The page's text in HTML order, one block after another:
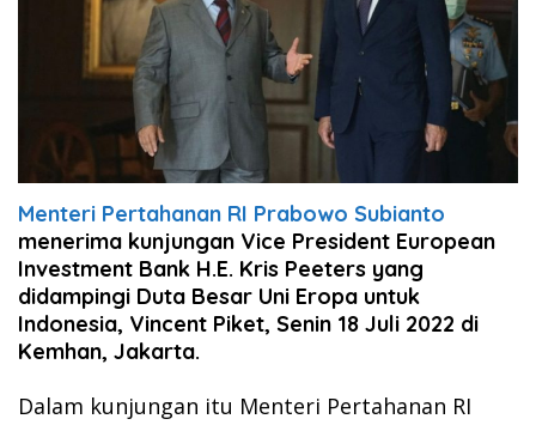
Menteri Pertahanan RI Prabowo Subianto
menerima kunjungan Vice President European
Investment Bank H.E. Kris Peeters yang
didampingi Duta Besar Uni Eropa untuk
Indonesia, Vincent Piket, Senin 18 Juli 2022 di
Kemhan, Jakarta.
Dalam kunjungan itu Menteri Pertahanan RI